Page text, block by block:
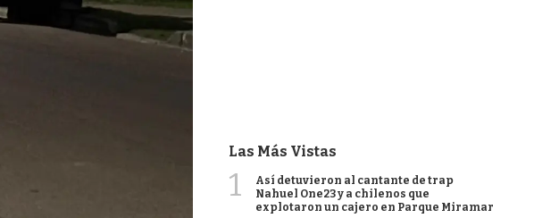
Las Más Vistas
1
Así detuvieron al cantante de trap
Nahuel One23 y a chilenos que
explotaron un cajero en Parque Miramar